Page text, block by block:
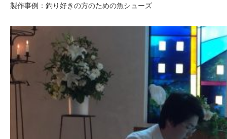
製作事例：釣り好きの方のための魚シューズ